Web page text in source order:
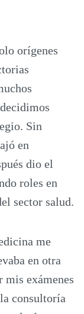
orígenes
Sin
en
dio el
roles en
sector salud.
me
en otra
mis exámenes
consultoría